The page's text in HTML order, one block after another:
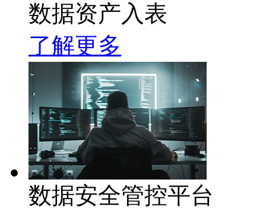
数据资产入表
了解更多
数据安全管控平台